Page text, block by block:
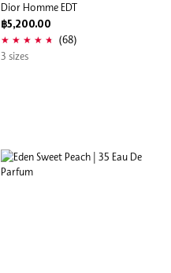
Dior Homme EDT
฿5,200.00
(68)
3 sizes